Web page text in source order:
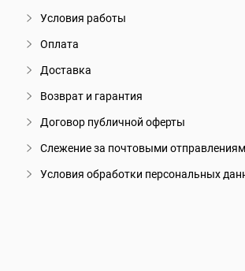
Условия работы
Оплата
Доставка
Возврат и гарантия
Договор публичной оферты
Слежение за почтовыми
Условия обработки персональных